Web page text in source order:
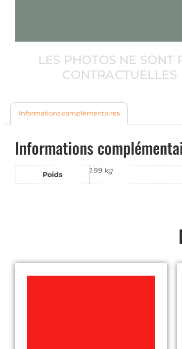
LES PHOTOS NE SONT
CONTRACTUELLES
Informations complémentaires
Informations
Poids 1.99 kg